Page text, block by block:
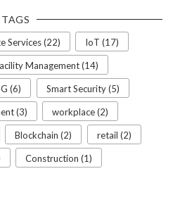
TAGS
Services (22) IoT (17)
Management (14)
(6) Smart Security (5)
(3) workplace (2)
Blockchain (2) retail (2)
Construction (1)